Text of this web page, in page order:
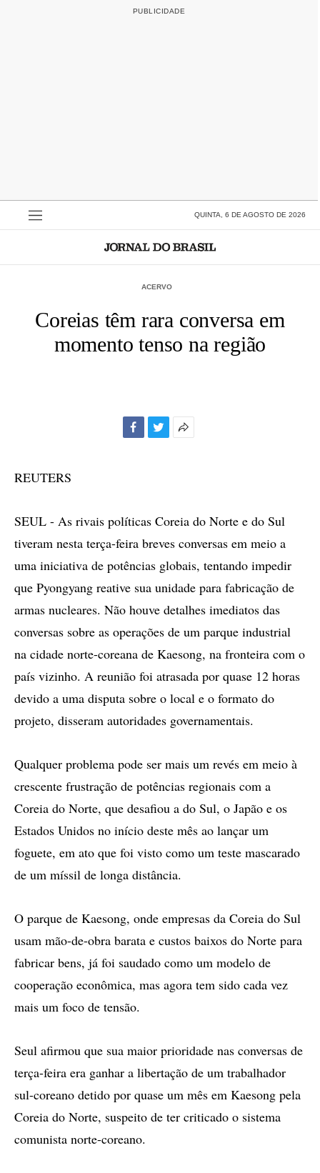
QUINTA, 6 DE AGOSTO DE 2026
ACERVO
Coreias têm rara conversa em
momento tenso na região
REUTERS
SEUL - As rivais políticas Coreia do Norte e do Sul
tiveram nesta terça-feira breves conversas em meio a
uma iniciativa de potências globais, tentando impedir
que Pyongyang reative sua unidade para fabricação de
armas nucleares. Não houve detalhes imediatos das
conversas sobre as operações de um parque industrial
na cidade norte-coreana de Kaesong, na fronteira com o
país vizinho. A reunião foi atrasada por quase 12 horas
devido a uma disputa sobre o local e o formato do
projeto, disseram autoridades governamentais.
Qualquer problema pode ser mais um revés em meio à
crescente frustração de potências regionais com a
Coreia do Norte, que desafiou a do Sul, o Japão e os
Estados Unidos no início deste mês ao lançar um
foguete, em ato que foi visto como um teste mascarado
de um míssil de longa distância.
O parque de Kaesong, onde empresas da Coreia do Sul
usam mão-de-obra barata e custos baixos do Norte para
fabricar bens, já foi saudado como um modelo de
cooperação econômica, mas agora tem sido cada vez
mais um foco de tensão.
Seul afirmou que sua maior prioridade nas conversas de
terça-feira era ganhar a libertação de um trabalhador
sul-coreano detido por quase um mês em Kaesong pela
Coreia do Norte, suspeito de ter criticado o sistema
comunista norte-coreano.